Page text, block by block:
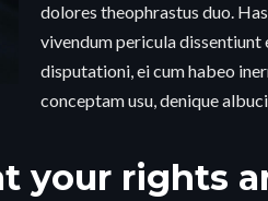
dolores theophrastus duo.
vivendum pericula dissentiunt
disputationi, ei cum habeo
conceptam usu, denique
your rights